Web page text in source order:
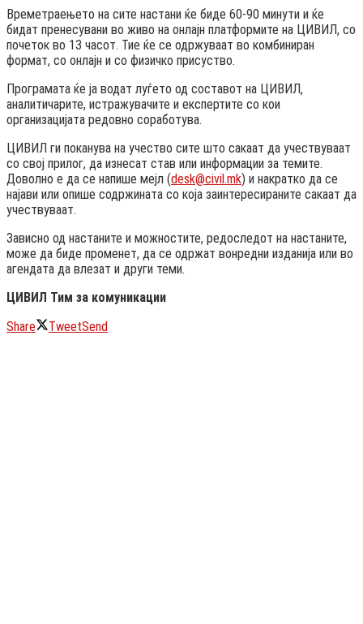
Времетраењето на сите настани ќе биде 60-90 минути и ќе
бидат пренесувани во живо на онлајн платформите на ЦИВИЛ, со
почеток во 13 часот. Тие ќе се одржуваат во комбиниран
формат, со онлајн и со физичко присуство.
Програмата ќе ја водат луѓето од составот на ЦИВИЛ,
аналитичарите, истражувачите и експертите со кои
организацијата редовно соработува.
ЦИВИЛ ги поканува на учество сите што сакаат да учествуваат
со свој прилог, да изнесат став или информации за темите.
Доволно е да се напише мејл (desk@civil.mk) и накратко да се
најави или опише содржината со која заинтересираните сакаат да
учествуваат.
Зависно од настаните и можностите, редоследот на настаните,
може да биде променет, да се одржат вонредни изданија или во
агендата да влезат и други теми.
ЦИВИЛ Тим за комуникации
Share
TweetSend